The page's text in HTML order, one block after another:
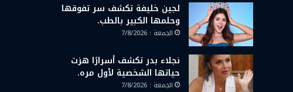
لجين خليفة تكشف سر تفوقها
وحلمها الكبير بالطب.
الجمعة : 7/8/2026
نجلاء بدر تكشف أسرارًا هزت
حياتها الشخصية لأول مره.
الجمعة : 7/8/2026